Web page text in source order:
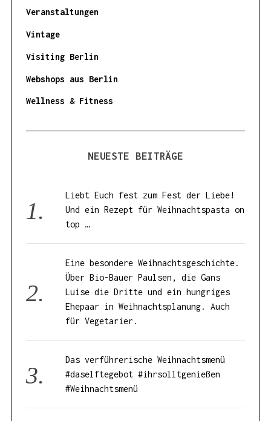
Veranstaltungen
Vintage
Visiting Berlin
Webshops aus Berlin
Wellness & Fitness
NEUESTE BEITRÄGE
Liebt Euch fest zum Fest der Liebe!
Und ein Rezept für Weihnachtspasta on
top …
Eine besondere Weihnachtsgeschichte.
Über Bio-Bauer Paulsen, die Gans
Luise die Dritte und ein hungriges
Ehepaar in Weihnachtsplanung. Auch
für Vegetarier.
Das verführerische Weihnachtsmenü
#daselftegebot #ihrsolltgenießen
#Weihnachtsmenü